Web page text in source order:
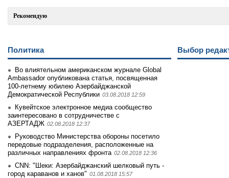
Рекомендую
Политика
Во влиятельном американском журнале Global
Ambassador опубликована статья, посвященная
100-летнему юбилею Азербайджанской
Демократической Республики 03.08.2018 12:59
Кувейтское электронное медиа сообщество
заинтеpесовано в сотрудничестве с
АЗЕРТАДЖ 02.08.2018 12:37
Руководство Министерства обороны посетило
передовые подразделения, расположенные на
различных направлениях фронта 02.08.2018 12:36
CNN: "Шеки: Азербайджанский шелковый путь -
город караванов и ханов" 01.08.2018 15:57
Выбор